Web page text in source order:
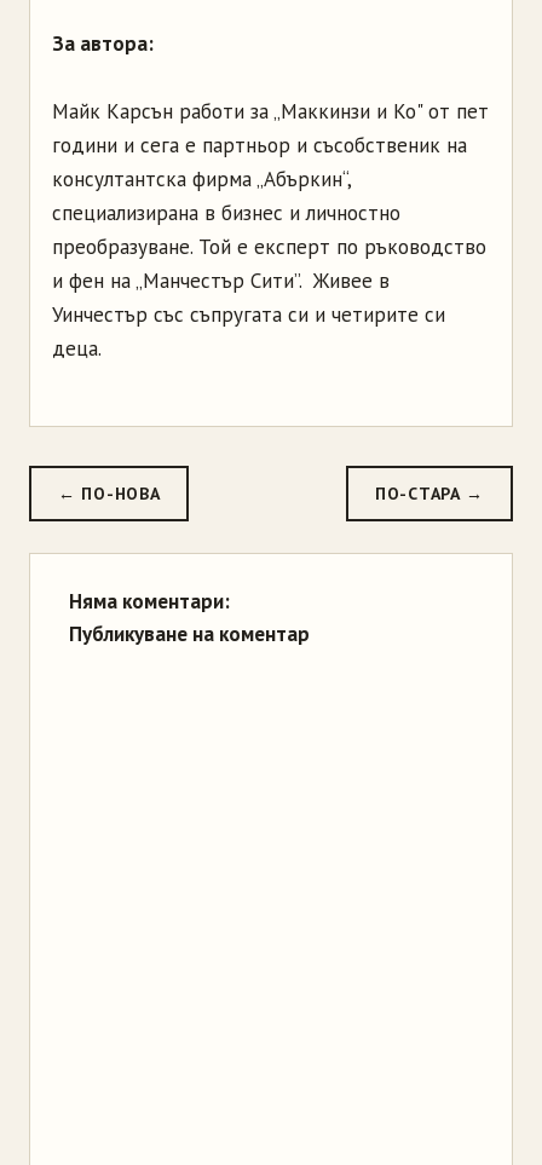
За автора:
Майк Карсън работи за „Маккинзи и Ко" от пет
години и сега е партньор и съсобственик на
консултантска фирма „Абъркин“,
специализирана в бизнес и личностно
преобразуване. Той е експерт по ръководство
и фен на „Манчестър Сити”. Живее в
Уинчестър със съпругата си и четирите си
деца.
← ПО-НОВА ПО-СТАРА →
Няма коментари:
Публикуване на коментар